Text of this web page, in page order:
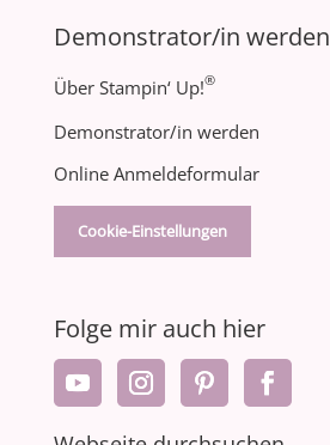
Demonstrator/in werden
Über Stampin‘ Up!®
Demonstrator/in werden
Online Anmeldeformular
Cookie-Einstellungen
Folge mir auch hier